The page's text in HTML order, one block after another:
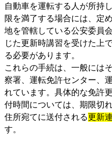
自動車を運転する人が所持
限を満了する場合には、定
地を管轄している公安委員
じた更新時講習を受けた上
る必要があります。
これらの手続は、一般には
察署、運転免許センター、
れています。具体的な免許
付時間については、期限切
住所宛てに送付される更新
す。